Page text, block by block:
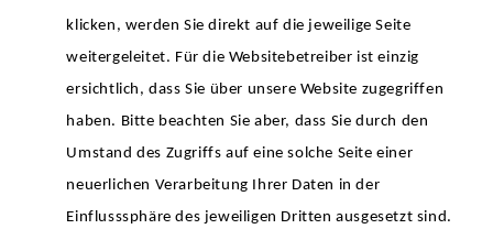
klicken, werden Sie direkt auf die jeweilige Seite
weitergeleitet. Für die Websitebetreiber ist einzig
ersichtlich, dass Sie über unsere Website zugegriffen
haben. Bitte beachten Sie aber, dass Sie durch den
Umstand des Zugriffs auf eine solche Seite einer
neuerlichen Verarbeitung Ihrer Daten in der
Einflusssphäre des jeweiligen Dritten ausgesetzt sind.